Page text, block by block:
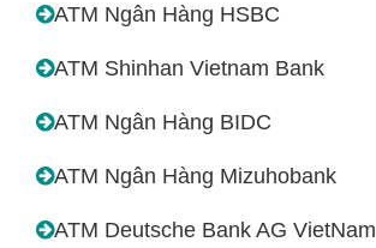
ATM Ngân Hàng HSBC
ATM Shinhan Vietnam Bank
ATM Ngân Hàng BIDC
ATM Ngân Hàng Mizuhobank
ATM Deutsche Bank AG VietNam